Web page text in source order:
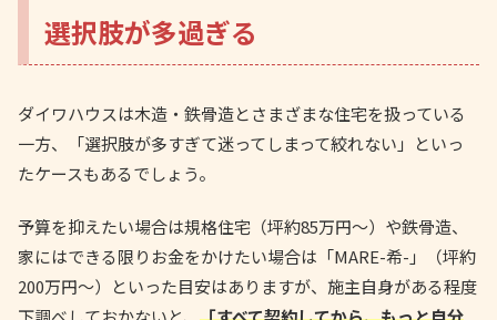
選択肢が多過ぎる
ダイワハウスは木造・鉄骨造とさまざまな住宅を扱っている
一方、「選択肢が多すぎて迷ってしまって絞れない」といっ
たケースもあるでしょう。
予算を抑えたい場合は規格住宅（坪約85万円〜）や鉄骨造、
家にはできる限りお金をかけたい場合は「MARE-希-」（坪約
200万円〜）といった目安はありますが、施主自身がある程度